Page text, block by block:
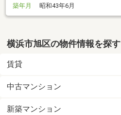
築年月
昭和43年6月
横浜市旭区の物件情報を探す
賃貸
中古マンション
新築マンション